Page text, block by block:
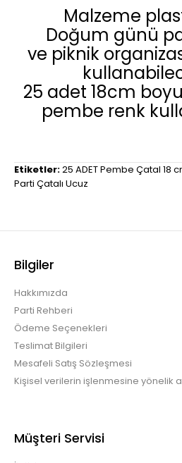
Malzeme
Doğum günü
ve piknik
25 adet 18cm
pembe renk
Etiketler:25 ADET Pembe Çatal 18
Parti Çatalı Ucuz
Bilgiler
Hakkımızda
Parti Rehberi
Ödeme Seçenekleri
Teslimat Bilgileri
Mesafeli Satış Sözleşmesi
Kişisel verilerin işlenmesine yönelik
Müşteri Servisi